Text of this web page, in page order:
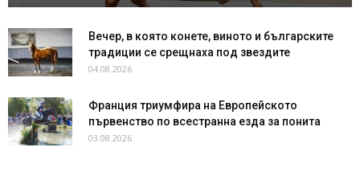
Вечер, в която конете, виното и българските
традиции се срещнаха под звездите
04.08.2026
Франция триумфира на Европейското
първенство по всестранна езда за понита
03.08.2026